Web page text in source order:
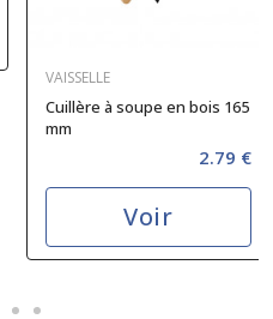
VAISSELLE
Cuillère à soupe en bois 165
mm
2.79 €
Voir